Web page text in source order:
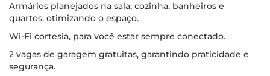
Armários planejados na sala, cozinha, banheiros e
quartos, otimizando o espaço.
Wi-Fi cortesia, para você estar sempre conectado.
2 vagas de garagem gratuitas, garantindo praticidade e
segurança.